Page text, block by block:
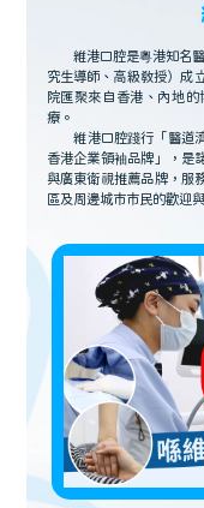
維港口腔是粵港知名
究生導師、高級教授）成
院匯聚來自香港、內地
療。
維港口腔踐行「醫道
香港企業領袖品牌」，是
與廣東衛視推薦品牌，服
區及周邊城市市民的歡迎